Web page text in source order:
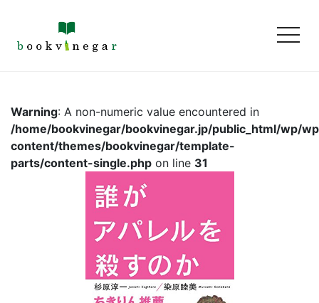
Warning: A non-numeric value encountered in
/home/bookvinegar/bookvinegar.jp/public_html/wp/
content/themes/bookvinegar/template-
parts/content-single.php on line 31